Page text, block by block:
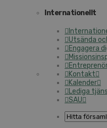
Internationellt
Utsända
Engagera
Kontakt
Kalender
Lediga
SAU